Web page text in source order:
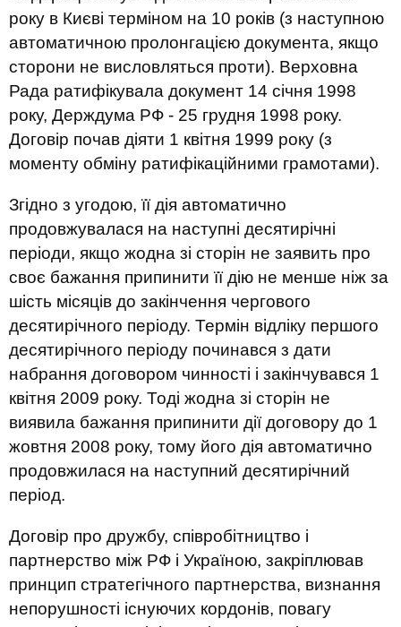
року в Києві терміном на 10 років (з наступною
автоматичною пролонгацією документа, якщо
сторони не висловляться проти). Верховна
Рада ратифікувала документ 14 січня 1998
року, Держдума РФ - 25 грудня 1998 року.
Договір почав діяти 1 квітня 1999 року (з
моменту обміну ратифікаційними грамотами).
Згідно з угодою, її дія автоматично
продовжувалася на наступні десятирічні
періоди, якщо жодна зі сторін не заявить про
своє бажання припинити її дію не менше ніж за
шість місяців до закінчення чергового
десятирічного періоду. Термін відліку першого
десятирічного періоду починався з дати
набрання договором чинності і закінчувався 1
квітня 2009 року. Тоді жодна зі сторін не
виявила бажання припинити дії договору до 1
жовтня 2008 року, тому його дія автоматично
продовжилася на наступний десятирічний
період.
Договір про дружбу, співробітництво і
партнерство між РФ і Україною, закріплював
принцип стратегічного партнерства, визнання
непорушності існуючих кордонів, повагу